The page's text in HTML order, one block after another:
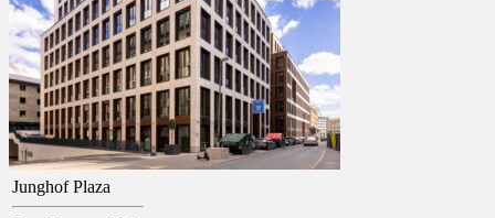
Junghof Plaza